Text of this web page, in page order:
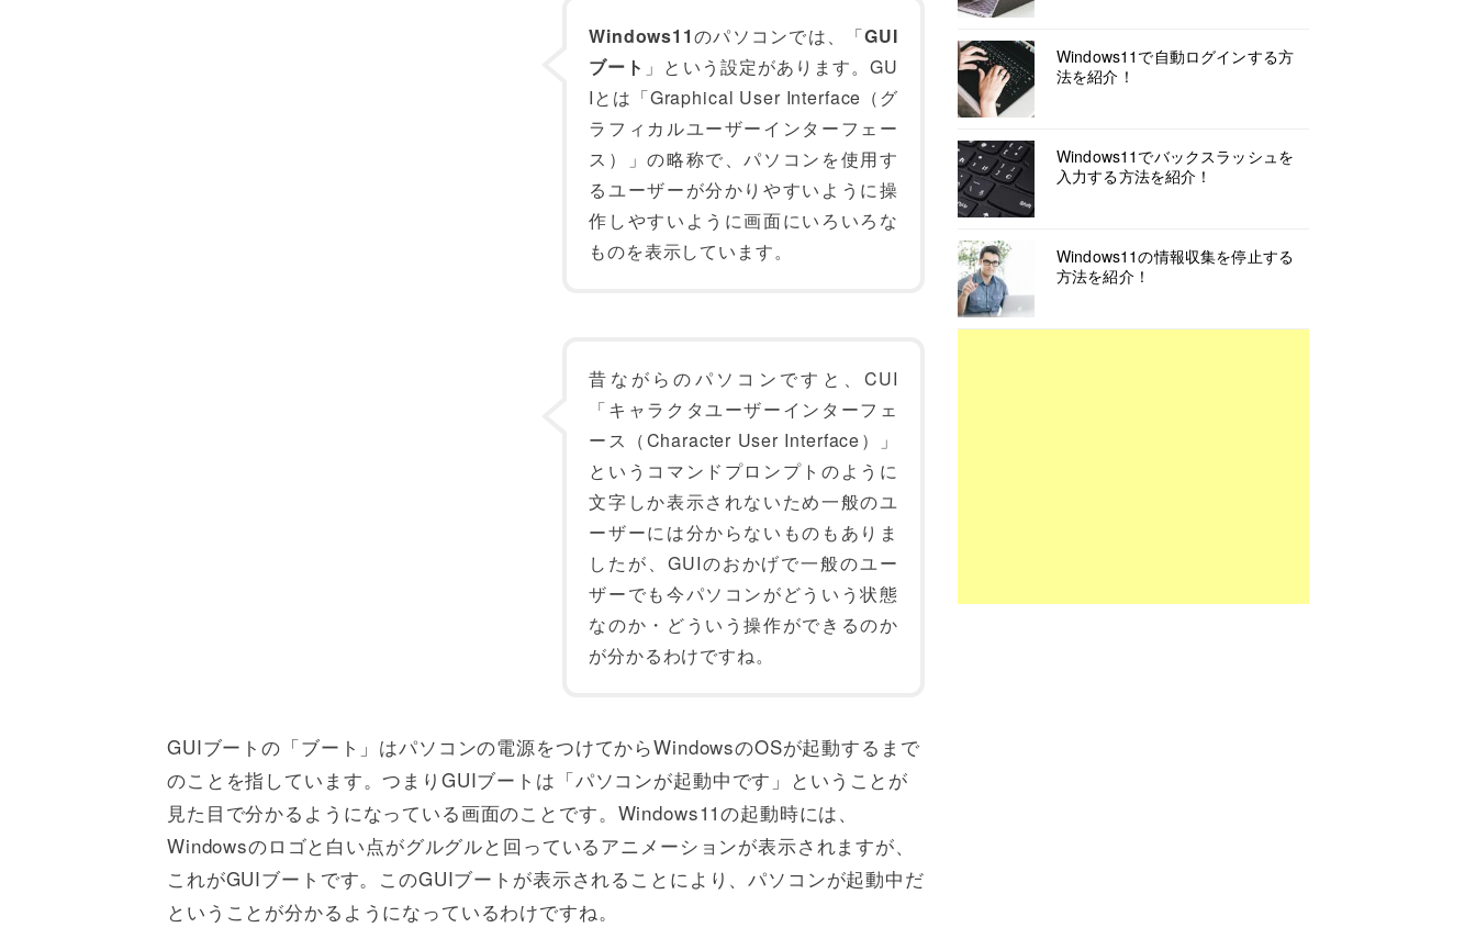
Windows11のパソコンでは、「GUI
ブート 」という設定があります。GU
Iとは「Graphical User Interface（グ
ラフィカルユーザーインターフェー
ス）」の略称で、パソコンを使用す
るユーザーが分かりやすいように操
作しやすいように画面にいろいろな
ものを表示しています。
昔ながらのパソコンですと、CUI
「キャラクタユーザーインターフェ
ース（Character User Interface）」
というコマンドプロンプトのように
文字しか表示されないため一般のユ
ーザーには分からないものもありま
したが、GUIのおかげで一般のユー
ザーでも今パソコンがどういう状態
なのか・どういう操作ができるのか
が分かるわけですね。
GUIブートの「ブート」はパソコンの電源をつけてからWindowsのOSが起動するまで
のことを指しています。つまりGUIブートは「パソコンが起動中です」ということが
見た目で分かるようになっている画面のことです。Windows11の起動時には、
Windowsのロゴと白い点がグルグルと回っているアニメーションが表示されますが、
これがGUIブートです。このGUIブートが表示されることにより、パソコンが起動中だ
ということが分かるようになっているわけですね。
Windows11で自動ログインする方
法を紹介！
Windows11でバックスラッシュを
入力する方法を紹介！
Windows11の情報収集を停止する
方法を紹介！